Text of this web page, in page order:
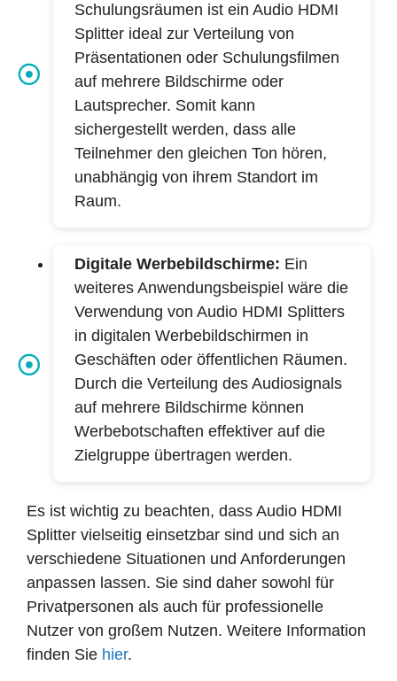
Schulungsräumen ist ein Audio HDMI
Splitter ideal zur Verteilung von
Präsentationen oder Schulungsfilmen
auf mehrere Bildschirme oder
Lautsprecher. Somit kann
sichergestellt werden, dass alle
Teilnehmer den gleichen Ton hören,
unabhängig von ihrem Standort im
Raum.
Digitale Werbebildschirme: Ein
weiteres Anwendungsbeispiel wäre die
Verwendung von Audio HDMI Splitters
in digitalen Werbebildschirmen in
Geschäften oder öffentlichen Räumen.
Durch die Verteilung des Audiosignals
auf mehrere Bildschirme können
Werbebotschaften effektiver auf die
Zielgruppe übertragen werden.
Es ist wichtig zu beachten, dass Audio HDMI
Splitter vielseitig einsetzbar sind und sich an
verschiedene Situationen und Anforderungen
anpassen lassen. Sie sind daher sowohl für
Privatpersonen als auch für professionelle
Nutzer von großem Nutzen. Weitere Information
finden Sie hier.